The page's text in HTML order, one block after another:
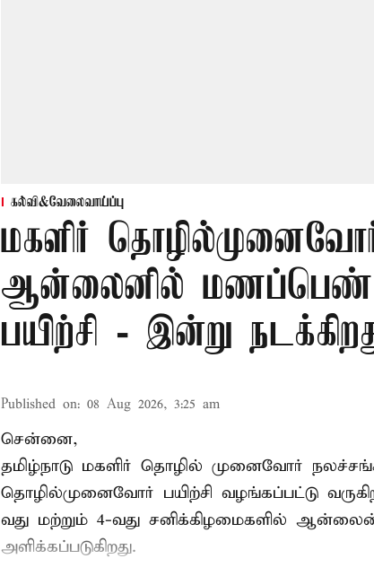
கல்வி&வேலைவாய்ப்பு
மகளிர்
ஆன்லைனில் மணப்பெண்
பயிற்சி - இன்று
Published on: 08 Aug 2026, 3:25 am
சென்னை,
தமிழ்நாடு மகளிர் தொழில் முனைவோர்
தொழில்முனைவோர் பயிற்சி வழங்கப்பட்டு
வது மற்றும் 4-வது சனிக்கிழமைகளில்
அளிக்கப்படுகிறது.